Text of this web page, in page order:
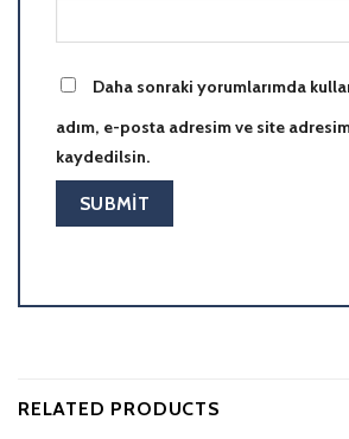
Daha sonraki yorumlarımda
adım, e-posta adresim ve site
kaydedilsin.
RELATED PRODUCTS